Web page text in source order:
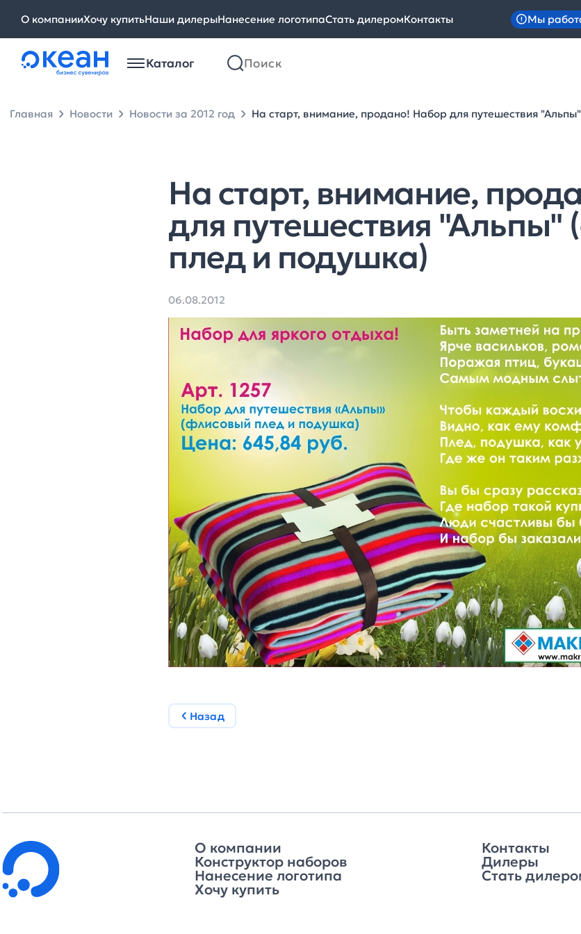
О компанииХочу купитьНаши дилерыНанесение логотипаСтать дилеромКонтакты Мы
Каталог
Главная Новости Новости за 2012 год На старт, внимание, продано! Набор для путешествия
На старт, внимание,
для путешествия "Альпы"
плед и подушка)
06.08.2012
Назад
О компании
Конструктор наборов
Нанесение логотипа
Хочу купить
Контакты
Дилеры
Стать